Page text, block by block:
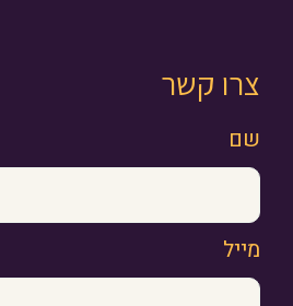
צרו קשר
שם
מייל